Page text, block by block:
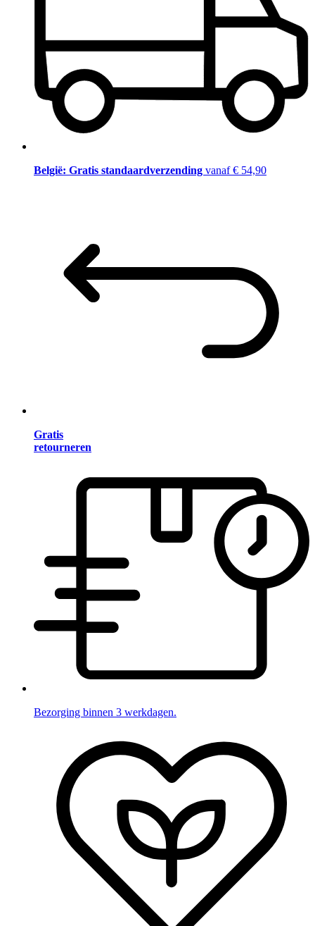
België: Gratis standaardverzending vanaf € 54,90
Gratis
retourneren
Bezorging binnen 3 werkdagen.